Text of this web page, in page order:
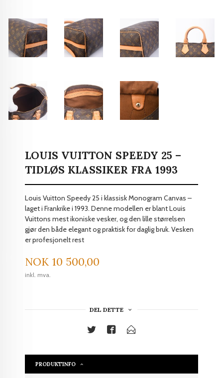
LOUIS VUITTON SPEEDY 25 –
TIDLØS KLASSIKER FRA 1993
Louis Vuitton Speedy 25 i klassisk Monogram Canvas –
laget i Frankrike i 1993. Denne modellen er blant Louis
Vuittons mest ikoniske vesker, og den lille størrelsen
gjør den både elegant og praktisk for daglig bruk. Vesken
er profesjonelt rest
Pris
NOK 10 500,00
inkl. mva.
DEL DETTE
PRODUKTINFO